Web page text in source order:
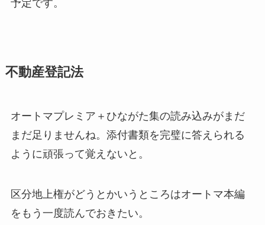
予定です。
不動産登記法
オートマプレミア＋ひながた集の読み込みがまだ
まだ足りませんね。添付書類を完璧に答えられる
ように頑張って覚えないと。
区分地上権がどうとかいうところはオートマ本編
をもう一度読んでおきたい。